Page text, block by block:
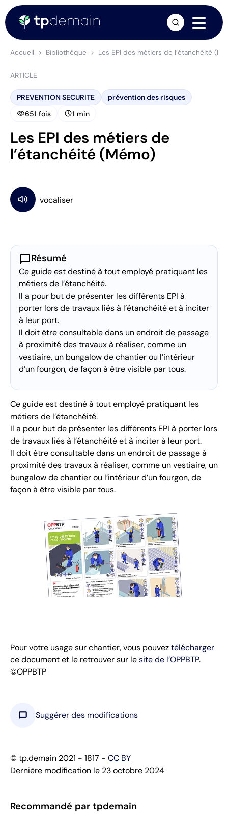
Accueil Bibliothèque Les EPI des métiers de l’étanchéité
ARTICLE
PREVENTION SECURITE prévention des risques
visibility651 fois schedule1 min
Les EPI des métiers de
l’étanchéité (Mémo)
chat_bubbleRésumé
Ce guide est destiné à tout employé pratiquant les
métiers de l’étanchéité.
Il a pour but de présenter les différents EPI à
porter lors de travaux liés à l’étanchéité et à inciter
à leur port.
Il doit être consultable dans un endroit de passage
à proximité des travaux à réaliser, comme un
vestiaire, un bungalow de chantier ou l’intérieur
d’un fourgon, de façon à être visible par tous.
Ce guide est destiné à tout employé pratiquant les
métiers de l’étanchéité.
Il a pour but de présenter les différents EPI à porter lors
de travaux liés à l’étanchéité et à inciter à leur port.
Il doit être consultable dans un endroit de passage à
proximité des travaux à réaliser, comme un vestiaire, un
bungalow de chantier ou l’intérieur d’un fourgon, de
façon à être visible par tous.
Pour votre usage sur chantier, vous pouveztélécharger
ce document et le retrouver sur lesite de l’OPPBTP.
©OPPBTP
chat_bubble Suggérer des modifications
© tp.demain 2021 - 1817 - CC BY
Dernière modification le 23 octobre 2024
Recommandé par tpdemain
arrow_forward